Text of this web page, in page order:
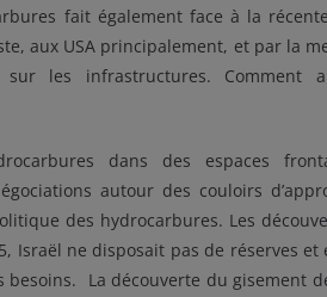
fait également face à la
aux USA principalement, et par la
les infrastructures. Comment
dans des espaces
autour des couloirs
des hydrocarbures. Les
Israël ne disposait pas de réserves
besoins. La découverte du gisement